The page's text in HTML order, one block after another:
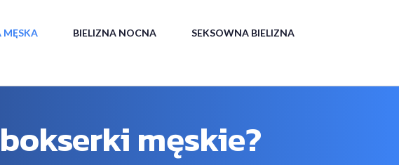
MĘSKA BIELIZNA NOCNA SEKSOWNA BIELIZNA
męskie?